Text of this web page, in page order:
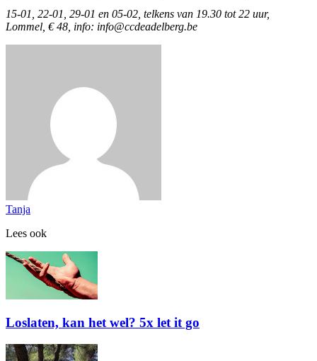
15-01, 22-01, 29-01 en 05-02, telkens van 19.30 tot 22 uur,
Lommel, € 48, info: info@ccdeadelberg.be
Tanja
Lees ook
Loslaten, kan het wel? 5x let it go